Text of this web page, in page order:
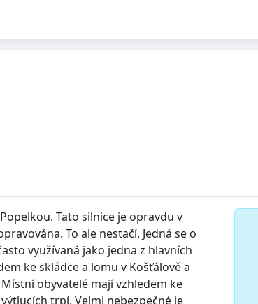
Tato silnice je opravdu v
To ale nestačí. Jedná se o
využívaná jako jedna z hlavních
ke skládce a lomu v Košťálově a
obyvatelé mají vzhledem ke
trpí. Velmi nebezpečné je